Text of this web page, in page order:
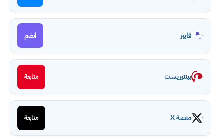
فايبر انضم
بينتيريست متابعة
منصة X متابعة